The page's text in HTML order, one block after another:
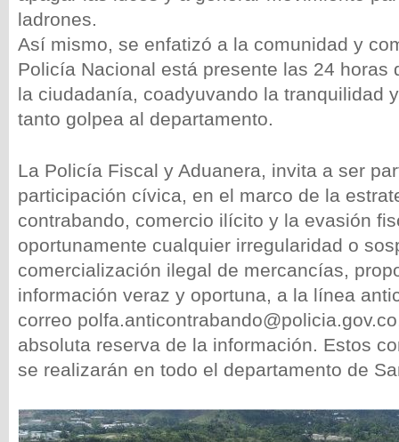
ladrones.
Así mismo, se enfatizó a la comunidad y
Policía Nacional está presente las 24 horas
la ciudadanía, coadyuvando la tranquilidad
tanto golpea al departamento.
La Policía Fiscal y Aduanera, invita a ser
participación cívica, en el marco de la
contrabando, comercio ilícito y la evasión
oportunamente cualquier irregularidad o
comercialización ilegal de mercancías,
información veraz y oportuna, a la línea
correo
absoluta reserva de la información. Estos
se realizarán en todo el departamento de